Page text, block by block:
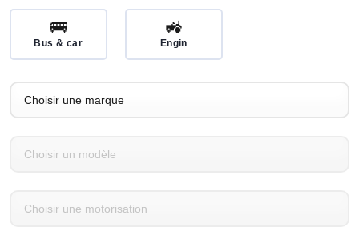
🚌
Bus & car
🚜
Engin